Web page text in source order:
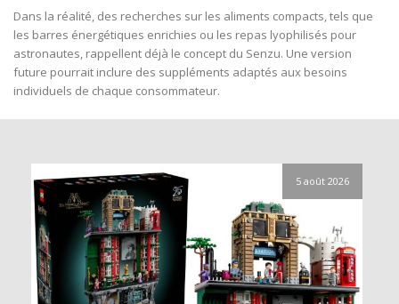
Dans la réalité, des recherches sur les aliments compacts, tels que
les barres énergétiques enrichies ou les repas lyophilisés pour
astronautes, rappellent déjà le concept du Senzu. Une version
future pourrait inclure des suppléments adaptés aux besoins
individuels de chaque consommateur.
5 août 2026